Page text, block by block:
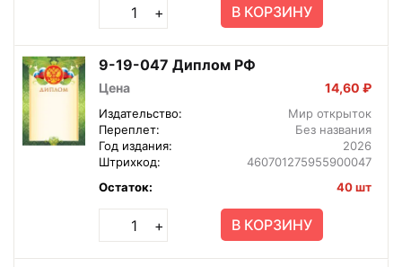
+ В КОРЗИНУ
9-19-047 Диплом РФ
Цена 14,60 ₽
Издательство:
Мир открыток
Переплет:
Без названия
Год издания:
2026
Штрихкод:
460701275955900047
Остаток:
40 шт
+ В КОРЗИНУ